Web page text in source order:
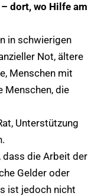
dort, wo Hilfe am
in schwierigen
Not, ältere
Menschen mit
Menschen, die
Unterstützung
dass die Arbeit der
Gelder oder
ist jedoch nicht